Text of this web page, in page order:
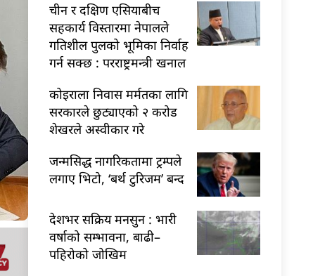
चीन र दक्षिण एसियाबीच
सहकार्य विस्तारमा नेपालले
गतिशील पुलको भूमिका निर्वाह
गर्न सक्छ : परराष्ट्रमन्त्री खनाल
कोइराला निवास मर्मतका लागि
सरकारले छुट्याएको २ करोड
शेखरले अस्वीकार गरे
जन्मसिद्ध नागरिकतामा ट्रम्पले
लगाए भिटो, ‘बर्थ टुरिजम’ बन्द
देशभर सक्रिय मनसुन : भारी
वर्षाको सम्भावना, बाढी–
पहिरोको जोखिम